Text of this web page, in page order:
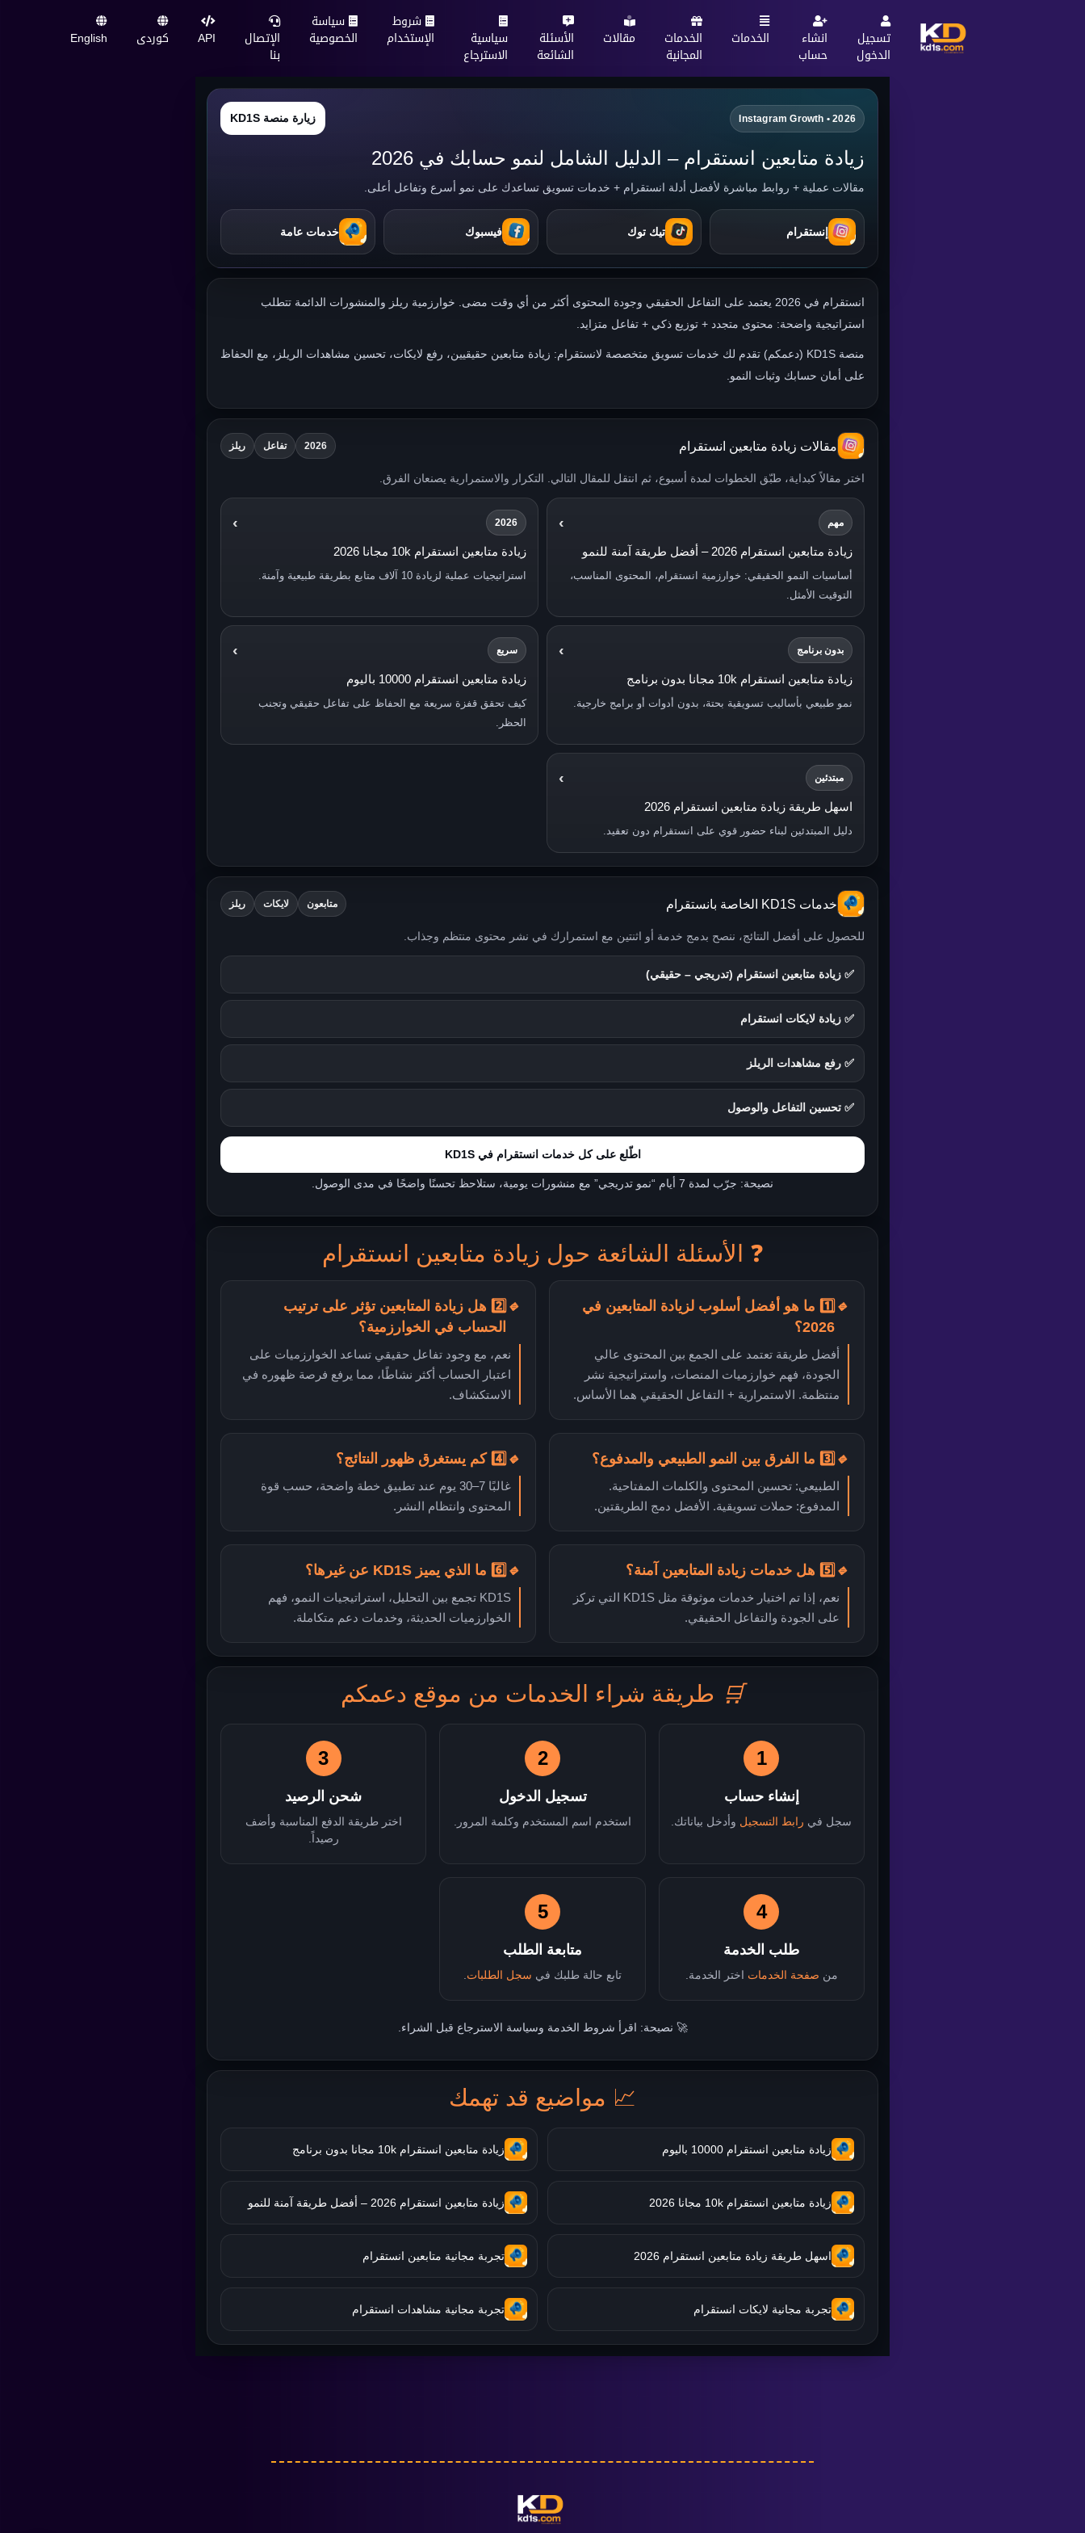
تسجيل
الدخول
انشاء
حساب
الخدمات الخدمات
المجانية
مقالات الأسئلة
الشائعة
سياسية
الاسترجاع
شروط
الإستخدام
سياسة
الخصوصية الإتصال
بنا
API کوردی English
Instagram Growth • 2026 زيارة منصة KD1S
زيادة متابعين انستقرام – الدليل الشامل لنمو حسابك في 2026
مقالات عملية + روابط مباشرة لأفضل أدلة انستقرام + خدمات تسويق تساعدك على نمو أسرع وتفاعل أعلى.
إنستقرام تيك توك فيسبوك خدمات عامة
انستقرام في 2026 يعتمد على التفاعل الحقيقي وجودة المحتوى أكثر من أي وقت مضى. خوارزمية ريلز والمنشورات الدائمة تتطلب
استراتيجية واضحة: محتوى متجدد + توزيع ذكي + تفاعل متزايد.
منصة KD1S (دعمكم) تقدم لك خدمات تسويق متخصصة لانستقرام: زيادة متابعين حقيقيين، رفع لايكات، تحسين مشاهدات الريلز، مع الحفاظ
على أمان حسابك وثبات النمو.
مقالات زيادة متابعين انستقرام 2026 تفاعل ريلز
اختر مقالاً كبداية، طبّق الخطوات لمدة أسبوع، ثم انتقل للمقال التالي. التكرار والاستمرارية يصنعان الفرق.
مهم ›
زيادة متابعين انستقرام 2026 – أفضل طريقة آمنة للنمو
أساسيات النمو الحقيقي: خوارزمية انستقرام، المحتوى المناسب،
التوقيت الأمثل.
2026
›
زيادة متابعين انستقرام 10k مجانا 2026
استراتيجيات عملية لزيادة 10 آلاف متابع بطريقة طبيعية وآمنة.
بدون برنامج ›
زيادة متابعين انستقرام 10k مجانا بدون برنامج
نمو طبيعي بأساليب تسويقية بحتة، بدون أدوات أو برامج خارجية.
سريع ›
زيادة متابعين انستقرام 10000 باليوم
كيف تحقق قفزة سريعة مع الحفاظ على تفاعل حقيقي وتجنب
الحظر.
مبتدئين ›
اسهل طريقة زيادة متابعين انستقرام 2026
دليل المبتدئين لبناء حضور قوي على انستقرام دون تعقيد.
خدمات KD1S الخاصة بانستقرام متابعون لايكات ريلز
للحصول على أفضل النتائج، ننصح بدمج خدمة أو اثنتين مع استمرارك في نشر محتوى منتظم وجذاب.
✅ زيادة متابعين انستقرام (تدريجي – حقيقي)
✅ زيادة لايكات انستقرام
✅ رفع مشاهدات الريلز
✅ تحسين التفاعل والوصول
اطّلع على كل خدمات انستقرام في KD1S
نصيحة: جرّب لمدة 7 أيام “نمو تدريجي” مع منشورات يومية، ستلاحظ تحسنًا واضحًا في مدى الوصول.
❓ الأسئلة الشائعة حول زيادة متابعين انستقرام
🔹
1️⃣ ما هو أفضل أسلوب لزيادة المتابعين في
2026؟
أفضل طريقة تعتمد على الجمع بين المحتوى عالي
الجودة، فهم خوارزميات المنصات، واستراتيجية نشر
منتظمة. الاستمرارية + التفاعل الحقيقي هما الأساس.
🔹
2️⃣ هل زيادة المتابعين تؤثر على ترتيب
الحساب في الخوارزمية؟
نعم، مع وجود تفاعل حقيقي تساعد الخوارزميات على
اعتبار الحساب أكثر نشاطًا، مما يرفع فرصة ظهوره في
الاستكشاف.
🔹 3️⃣ ما الفرق بين النمو الطبيعي والمدفوع؟
الطبيعي: تحسين المحتوى والكلمات المفتاحية.
المدفوع: حملات تسويقية. الأفضل دمج الطريقتين.
🔹 4️⃣ كم يستغرق ظهور النتائج؟
غالبًا 7–30 يوم عند تطبيق خطة واضحة، حسب قوة
المحتوى وانتظام النشر.
🔹 5️⃣ هل خدمات زيادة المتابعين آمنة؟
نعم، إذا تم اختيار خدمات موثوقة مثل KD1S التي تركز
على الجودة والتفاعل الحقيقي.
🔹 6️⃣ ما الذي يميز KD1S عن غيرها؟
KD1S تجمع بين التحليل، استراتيجيات النمو، فهم
الخوارزميات الحديثة، وخدمات دعم متكاملة.
🛒 طريقة شراء الخدمات من موقع دعمكم
1
إنشاء حساب
سجل في رابط التسجيل وأدخل بياناتك.
2
تسجيل الدخول
استخدم اسم المستخدم وكلمة المرور.
3
شحن الرصيد
اختر طريقة الدفع المناسبة وأضف
رصيداً.
4
طلب الخدمة
من صفحة الخدمات اختر الخدمة.
5
متابعة الطلب
تابع حالة طلبك في سجل الطلبات
🚀 نصيحة: اقرأ شروط الخدمة وسياسة الاسترجاع قبل الشراء.
📈 مواضيع قد تهمك
زيادة متابعين انستقرام 10000 باليوم زيادة متابعين انستقرام 10k مجانا بدون برنامج
زيادة متابعين انستقرام 10k مجانا 2026 زيادة متابعين انستقرام 2026 – أفضل طريقة آمنة للنمو
اسهل طريقة زيادة متابعين انستقرام 2026 تجربة مجانية متابعين انستقرام
تجربة مجانية لايكات انستقرام تجربة مجانية مشاهدات انستقرام